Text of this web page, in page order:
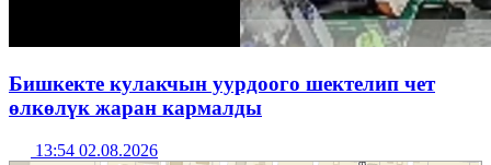
Бишкекте кулакчын уурдоого шектелип чет
өлкөлүк жаран кармалды
13:54 02.08.2026